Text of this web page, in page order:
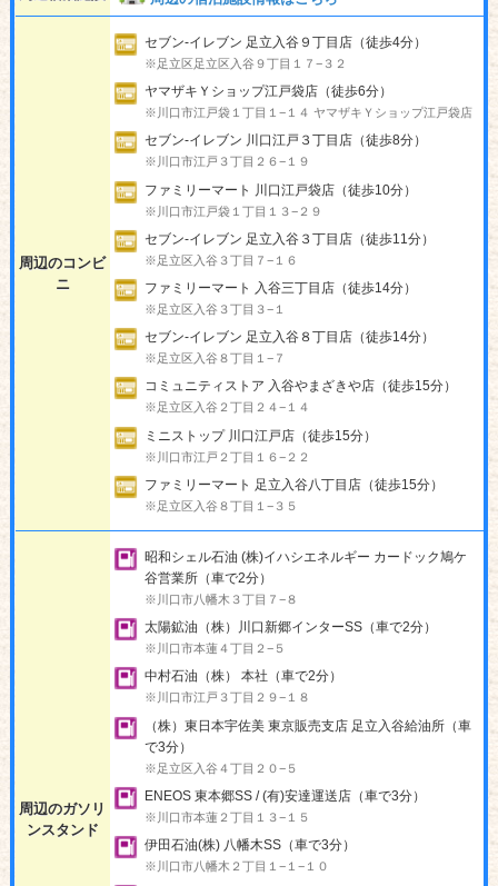
周辺のコンビ
ニ
セブン-イレブン 足立入谷９丁目店（徒歩4分）
※足立区足立区入谷９丁目１７−３２
ヤマザキＹショップ江戸袋店（徒歩6分）
※川口市江戸袋１丁目１−１４ ヤマザキＹショップ江戸袋店
セブン-イレブン 川口江戸３丁目店（徒歩8分）
※川口市江戸３丁目２６−１９
ファミリーマート 川口江戸袋店（徒歩10分）
※川口市江戸袋１丁目１３−２９
セブン-イレブン 足立入谷３丁目店（徒歩11分）
※足立区入谷３丁目７−１６
ファミリーマート 入谷三丁目店（徒歩14分）
※足立区入谷３丁目３−１
セブン-イレブン 足立入谷８丁目店（徒歩14分）
※足立区入谷８丁目１−７
コミュニティストア 入谷やまざきや店（徒歩15分）
※足立区入谷２丁目２４−１４
ミニストップ 川口江戸店（徒歩15分）
※川口市江戸２丁目１６−２２
ファミリーマート 足立入谷八丁目店（徒歩15分）
※足立区入谷８丁目１−３５
周辺のガソリ
ンスタンド
昭和シェル石油 (株)イハシエネルギー カードック鳩ケ
谷営業所（車で2分）
※川口市八幡木３丁目７−８
太陽鉱油（株）川口新郷インターSS（車で2分）
※川口市本蓮４丁目２−５
中村石油（株） 本社（車で2分）
※川口市江戸３丁目２９−１８
（株）東日本宇佐美 東京販売支店 足立入谷給油所（車
で3分）
※足立区入谷４丁目２０−５
ENEOS 東本郷SS / (有)安達運送店（車で3分）
※川口市本蓮２丁目１３−１５
伊田石油(株) 八幡木SS（車で3分）
※川口市八幡木２丁目１−１−１０